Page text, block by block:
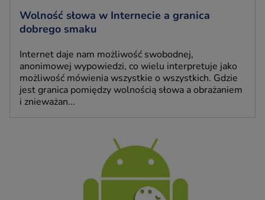
Wolność słowa w Internecie a granica
dobrego smaku
Internet daje nam możliwość swobodnej,
anonimowej wypowiedzi, co wielu interpretuje jako
możliwość mówienia wszystkie o wszystkich. Gdzie
jest granica pomiędzy wolnością słowa a obrażaniem
i znieważan...